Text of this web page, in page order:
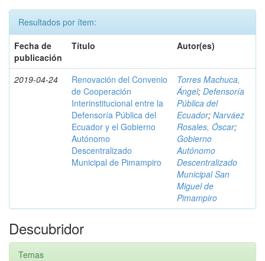
Resultados por ítem:
Fecha de
publicación
Título Autor(es)
2019-04-24
Renovación del Convenio
de Cooperación
Interinstitucional entre la
Defensoría Pública del
Ecuador y el Gobierno
Autónomo
Descentralizado
Municipal de Pimampiro
Torres Machuca,
Ángel; Defensoría
Pública del
Ecuador; Narváez
Rosales, Óscar;
Gobierno
Autónomo
Descentralizado
Municipal San
Miguel de
Pimampiro
Descubridor
Temas